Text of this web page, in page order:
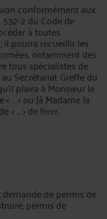
conformément aux
2 du Code de
à toutes
pourra recueillir les
notamment des
tous spécialistes de
Secrétariat Greffe du
plaira à Monsieur le
... > ou [à Madame la
... > de fixer,
de permis de
permis de